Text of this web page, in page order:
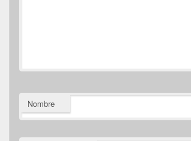
Nombre